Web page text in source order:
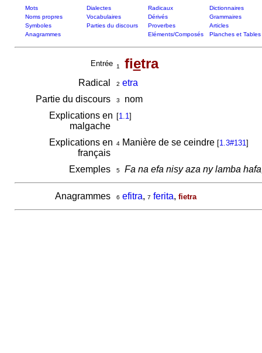
Mots Dialectes Radicaux
Dictionnaires
Noms propres
Vocabulaires Dérivés
Grammaires
Symboles
Parties du discours Proverbes
Articles
Anagrammes
Eléments/Composés Planches et Tables
Entrée 1 fietra
Radical 2 etra
Partie du discours
3
nom
Explications en
malgache
[1.1]
Explications en
français
4Manière de se ceindre [1.3#131]
Exemples 5 Fa na efa nisy aza ny lamba
Anagrammes 6 efitra, 7 ferita, fietra